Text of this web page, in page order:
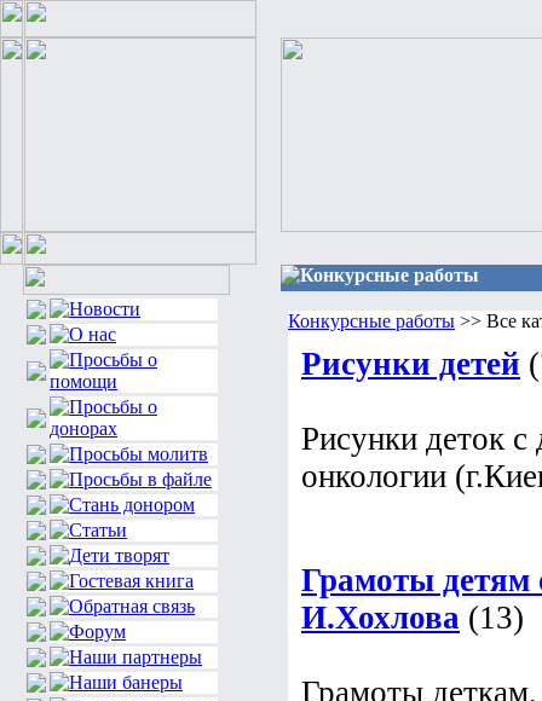
Конкурсные работы
Конкурсные работы >> Все
Рисунки детей
Рисунки деток с
онкологии
Грамоты детям
И.Хохлова (13)
Грамоты